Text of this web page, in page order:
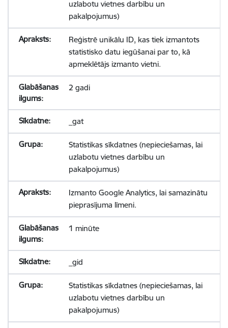
uzlabotu vietnes darbību un
pakalpojumus)
Reģistrē unikālu ID, kas tiek izmantots
statistisko datu iegūšanai par to, kā
apmeklētājs izmanto vietni.
2 gadi
_gat
Statistikas sīkdatnes (nepieciešamas, lai
uzlabotu vietnes darbību un
pakalpojumus)
Izmanto Google Analytics, lai samazinātu
pieprasījuma līmeni.
1 minūte
_gid
Statistikas sīkdatnes (nepieciešamas, lai
uzlabotu vietnes darbību un
pakalpojumus)